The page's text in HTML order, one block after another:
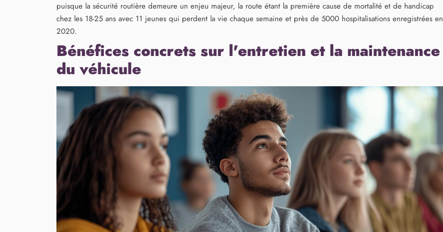
puisque la sécurité routière demeure un enjeu majeur, la route étant la première cause de mortalité et de handicap
chez les 18-25 ans avec 11 jeunes qui perdent la vie chaque semaine et près de 5000 hospitalisations enregistrées en
2020.
Bénéfices concrets sur l'entretien et la maintenance
du véhicule